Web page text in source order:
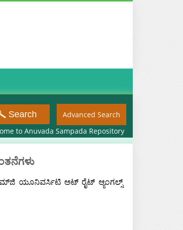
Advanced Search
to Anuvada Sampada Repository
ಯೂನಿವರ್ಸಿಟಿ ಅಟ್‌ ರೈಟ್‌ ಆ್ಯಂಗಲ್ಸ್